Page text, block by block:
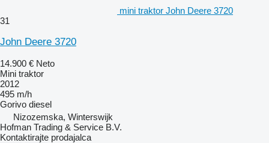
mini traktor John Deere 3720
31
John Deere 3720
14.900 € Neto
Mini traktor
2012
495 m/h
Gorivo diesel
Nizozemska, Winterswijk
Hofman Trading & Service B.V.
Kontaktirajte prodajalca